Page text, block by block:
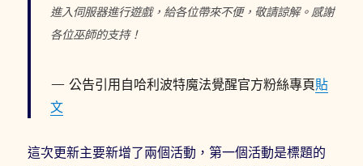
進入伺服器進行遊戲，給各位帶來不便，敬請諒解。感謝
各位巫師的支持！
公告引用自哈利波特魔法覺醒官方粉絲專頁貼
文
這次更新主要新增了兩個活動，第一個活動是標題的